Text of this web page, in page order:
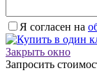
Я согласен на
Закрыть окно
Запросить